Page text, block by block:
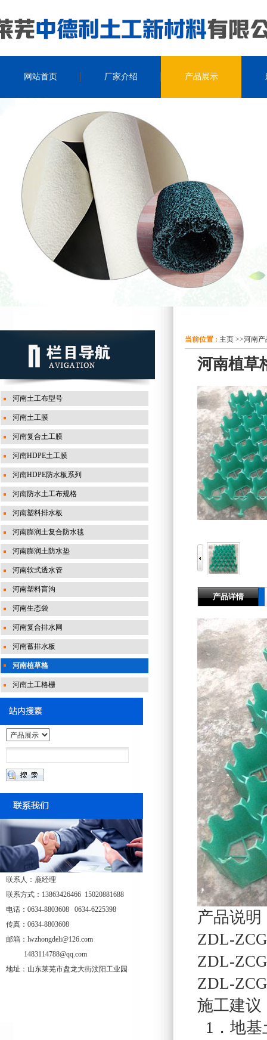
网站首页 厂家介绍 产品展示
当前位置 : 主页 >>河南产
河南植草
产品详情
产品说明
ZDL-
ZDL-
ZDL-
施工建议
1．地
河南土工布型号
河南土工膜
河南复合土工膜
河南HDPE土工膜
河南HDPE防水板系列
河南防水土工布规格
河南塑料排水板
河南膨润土复合防水毯
河南膨润土防水垫
河南软式透水管
河南塑料盲沟
河南生态袋
河南复合排水网
河南蓄排水板
河南植草格
河南土工格栅
联系人：鹿经理
联系方式：13863426466 15020881688
电话：0634-8803608 0634-6225398
传真：0634-8803608
邮箱：lwzhongdeli@126.com
1483114788@qq.com
地址：山东莱芜市盘龙大街汶阳工业园